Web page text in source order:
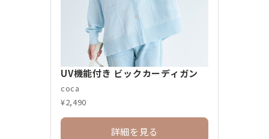
UV機能付き ビックカーディガン
coca
¥2,490
詳細を見る